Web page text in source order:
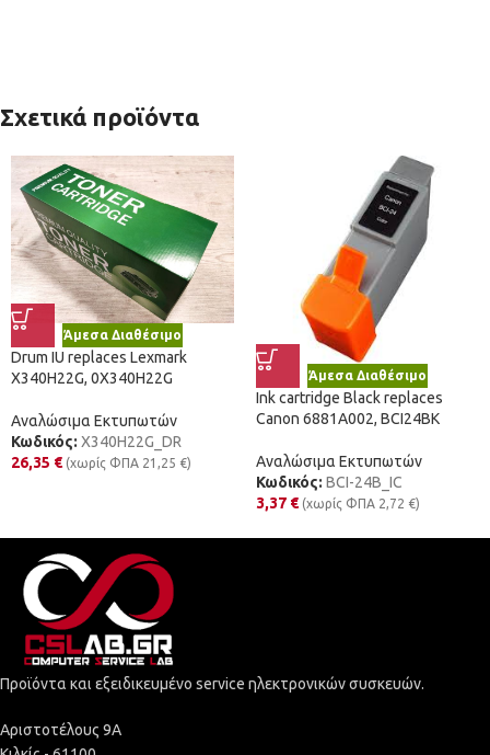
Σχετικά προϊόντα
Άμεσα Διαθέσιμο
Drum IU replaces Lexmark
X340H22G, 0X340H22G
Αναλώσιμα Εκτυπωτών
Κωδικός: X340H22G_DR
26,35 € (χωρίς ΦΠΑ 21,25 €)
Άμεσα Διαθέσιμο
Ink cartridge Black replaces
Canon 6881A002, BCI24BK
Αναλώσιμα Εκτυπωτών
Κωδικός: BCI-24B_IC
3,37 € (χωρίς ΦΠΑ 2,72 €)
Προϊόντα και εξειδικευμένο service ηλεκτρονικών συσκευών.
Αριστοτέλους 9Α